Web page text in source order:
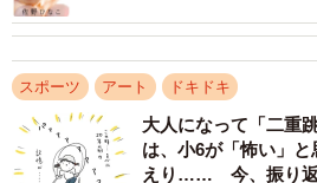
スポーツ アート ドキドキ
大人になって「二重
は、小6が「怖い」
えり…… 今、振り返